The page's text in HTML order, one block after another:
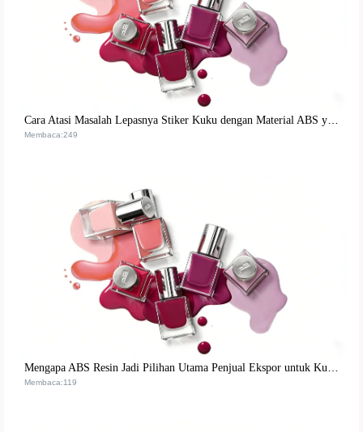
Cara Atasi Masalah Lepasnya Stiker Kuku dengan Material ABS yang Lebih Stabil dan Dapat Digunakan Berulang
Membaca:249
Membaca:119